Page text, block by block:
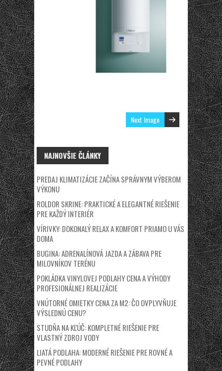
Next Image
NAJNOVŠIE ČLÁNKY
PREDAJ KLIMATIZÁCIE ZAČÍNA SPRÁVNYM VÝBEROM
VÝKONU
ROLDOR SKRINE: PRAKTICKÉ A ELEGANTNÉ RIEŠENIE
PRE KAŽDÝ INTERIÉR
VÍRIVKY: DOKONALÝ RELAX A KOMFORT PRIAMO U VÁS
DOMA
BUGINA: ADRENALÍNOVÁ JAZDA A ZÁBAVA PRE
MILOVNÍKOV TERÉNU
POKLÁDKA VINYLOVEJ PODLAHY CENA A VÝHODY
PROFESIONÁLNEJ REALIZÁCIE
VNÚTORNÉ OMIETKY CENA ZA M2: ČO OVPLYVŇUJE
VÝSLEDNÚ CENU?
STUDŇA NA KĽÚČ: KOMPLETNÉ RIEŠENIE PRE
VLASTNÝ ZDROJ VODY
LIATÁ PODLAHA: MODERNÉ RIEŠENIE PRE ROVNÉ A
PEVNÉ PODLAHY